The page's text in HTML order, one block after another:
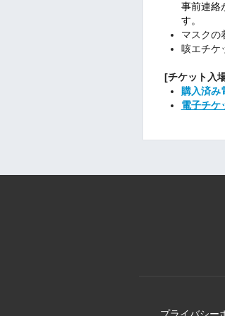
事前連絡
す。
マスクの
咳エチケ
[チケット入
購入済み
電子チケ